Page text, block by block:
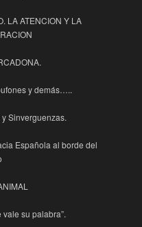
LA ATENCION Y LA
y demás…..
Sinverguenzas.
Española al borde del
su palabra”.